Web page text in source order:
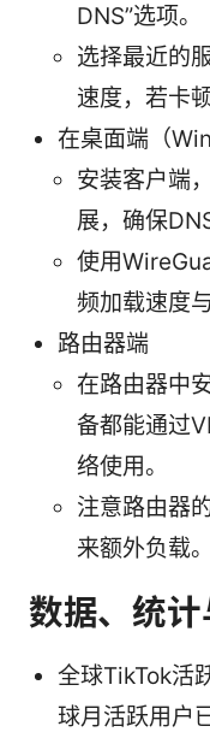
DNS”选项。
选择最近的
速度，若卡
在桌面端（
安装客户端
展，确保
使用
频加载速度
路由器端
在路由器中
备都能通过
络使用。
注意路由器
来额外负载。
数据、统
全球TikTok活
球月活跃用户